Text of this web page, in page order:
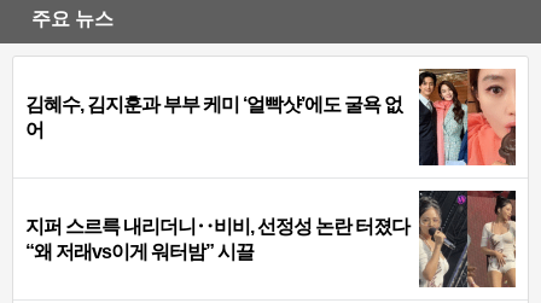
주요 뉴스
김혜수, 김지훈과 부부 케미 ‘얼빡샷’에도 굴욕 없
어
지퍼 스르륵 내리더니‥비비, 선정성 논란 터졌다
“왜 저래vs이게 워터밤” 시끌